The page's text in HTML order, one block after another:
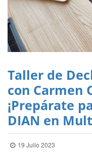
Taller de
con Carmen
¡Prepárate
DIAN en
19 Julio 2023